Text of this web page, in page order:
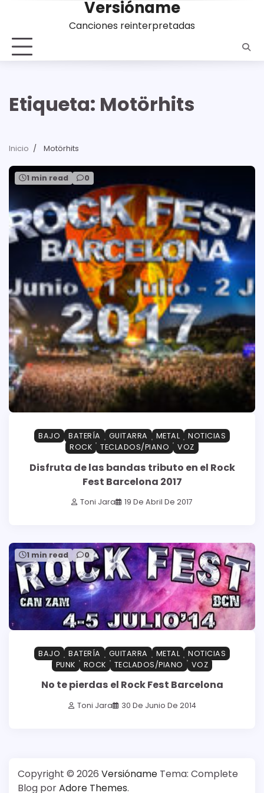
contenido
Versióname
Canciones reinterpretadas
Etiqueta: Motörhits
Inicio Motörhits
1 min read 0
BAJO BATERÍA GUITARRA METAL
NOTICIAS
ROCK
TECLADOS/PIANO VOZ
Disfruta de las bandas tributo en el Rock
Fest Barcelona 2017
Toni Jara 19 De Abril De 2017
1 min read 0
BAJO BATERÍA GUITARRA METAL
NOTICIAS
PUNK
ROCK TECLADOS/PIANO VOZ
No te pierdas el Rock Fest Barcelona
Toni Jara 30 De Junio De 2014
Copyright © 2026 Versióname Tema: Complete
Blog porAdore Themes.